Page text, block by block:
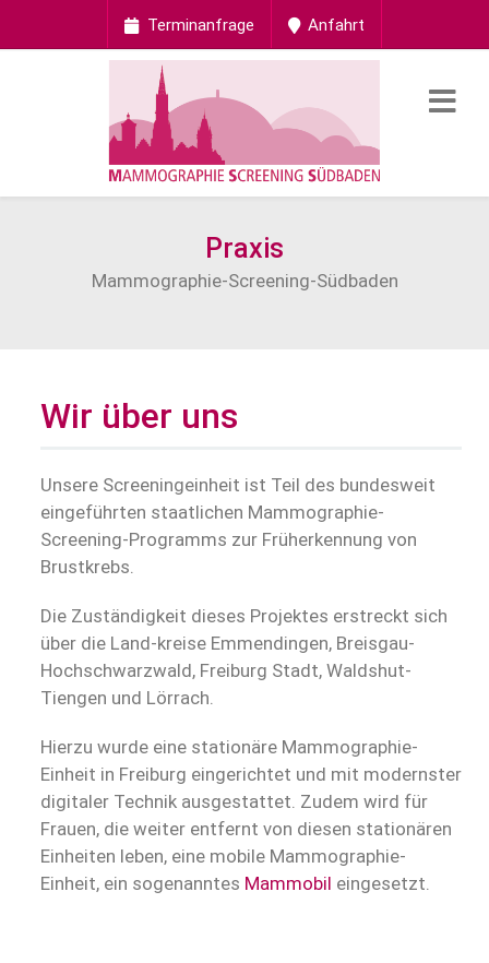
Terminanfrage Anfahrt
Praxis
Mammographie-Screening-Südbaden
Wir über uns
Unsere Screeningeinheit ist Teil des bundesweit
eingeführten staatlichen Mammographie-
Screening-Programms zur Früherkennung von
Brustkrebs.
Die Zuständigkeit dieses Projektes erstreckt sich
über die Land-kreise Emmendingen, Breisgau-
Hochschwarzwald, Freiburg Stadt, Waldshut-
Tiengen und Lörrach.
Hierzu wurde eine stationäre Mammographie-
Einheit in Freiburg eingerichtet und mit modernster
digitaler Technik ausgestattet. Zudem wird für
Frauen, die weiter entfernt von diesen stationären
Einheiten leben, eine mobile Mammographie-
Einheit, ein sogenanntes Mammobil eingesetzt.